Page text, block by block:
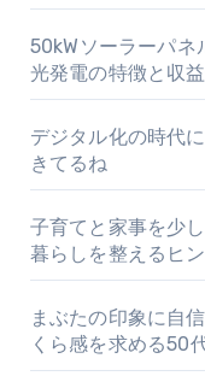
50kWソーラーパネ
光発電の特徴と収
デジタル化の時代
きてるね
子育てと家事を少
暮らしを整えるヒ
まぶたの印象に自
くら感を求める50